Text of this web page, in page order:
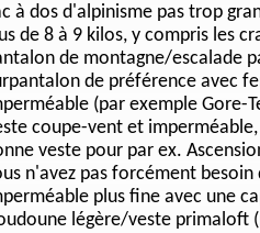
à dos d'alpinisme pas trop
de 8 à 9 kilos, y compris les
de montagne/escalade
de préférence avec
(par exemple Gore-
coupe-vent et
veste pour par ex.
n'avez pas forcément
plus fine avec une
légère/veste primaloft